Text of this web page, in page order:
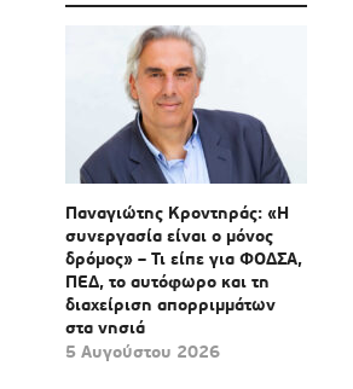
Παναγιώτης Κροντηράς: «Η
συνεργασία είναι ο μόνος
δρόμος» – Τι είπε για ΦΟΔΣΑ,
ΠΕΔ, το αυτόφωρο και τη
διαχείριση απορριμμάτων
στα νησιά
5 Αυγούστου 2026